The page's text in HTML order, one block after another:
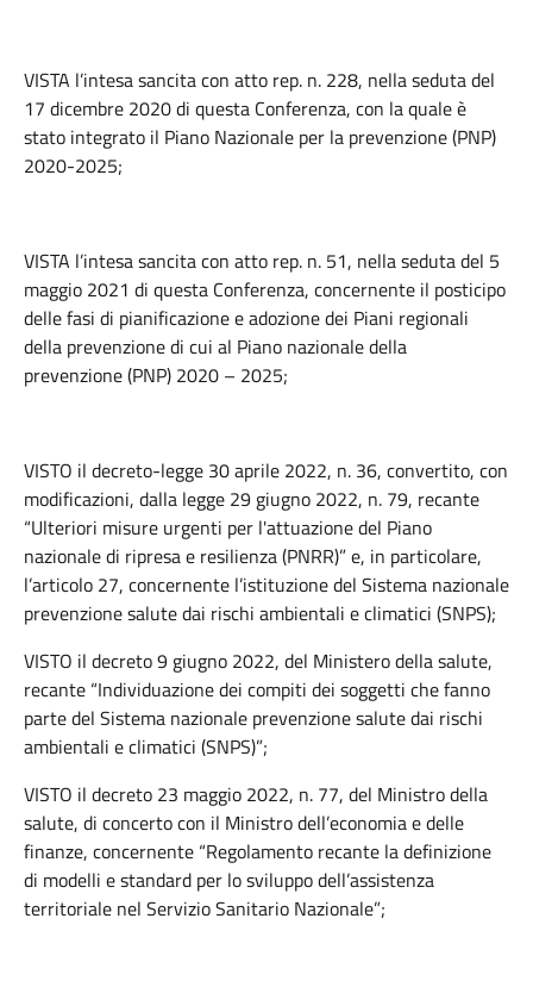
VISTA l’intesa sancita con atto rep. n. 228, nella seduta del
17 dicembre 2020 di questa Conferenza, con la quale è
stato integrato il Piano Nazionale per la prevenzione (PNP)
2020-2025;
VISTA l’intesa sancita con atto rep. n. 51, nella seduta del 5
maggio 2021 di questa Conferenza, concernente il posticipo
delle fasi di pianificazione e adozione dei Piani regionali
della prevenzione di cui al Piano nazionale della
prevenzione (PNP) 2020 – 2025;
VISTO il decreto-legge 30 aprile 2022, n. 36, convertito, con
modificazioni, dalla legge 29 giugno 2022, n. 79, recante
“Ulteriori misure urgenti per l'attuazione del Piano
nazionale di ripresa e resilienza (PNRR)” e, in particolare,
l’articolo 27, concernente l’istituzione del Sistema nazionale
prevenzione salute dai rischi ambientali e climatici (SNPS);
VISTO il decreto 9 giugno 2022, del Ministero della salute,
recante “Individuazione dei compiti dei soggetti che fanno
parte del Sistema nazionale prevenzione salute dai rischi
ambientali e climatici (SNPS)”;
VISTO il decreto 23 maggio 2022, n. 77, del Ministro della
salute, di concerto con il Ministro dell’economia e delle
finanze, concernente “Regolamento recante la definizione
di modelli e standard per lo sviluppo dell’assistenza
territoriale nel Servizio Sanitario Nazionale”;